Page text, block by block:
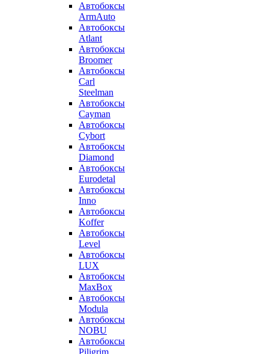
Автобоксы
ArmAuto
Автобоксы
Atlant
Автобоксы
Broomer
Автобоксы
Carl
Steelman
Автобоксы
Cayman
Автобоксы
Cybort
Автобоксы
Diamond
Автобоксы
Eurodetal
Автобоксы
Inno
Автобоксы
Koffer
Автобоксы
Level
Автобоксы
LUX
Автобоксы
MaxBox
Автобоксы
Modula
Автобоксы
NOBU
Автобоксы
Piligrim